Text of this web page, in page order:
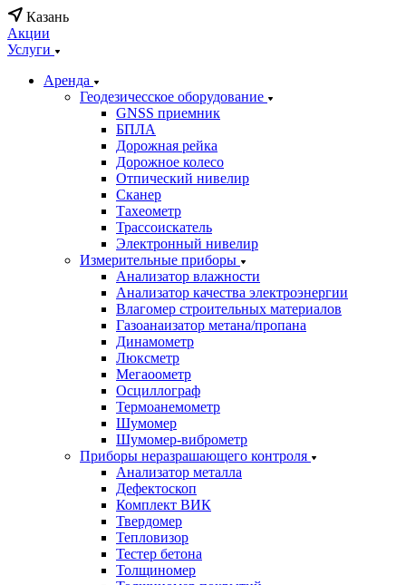
Казань
Акции
Услуги
Аренда
Геодезичесское оборудование
GNSS приемник
БПЛА
Дорожная рейка
Дорожное колесо
Отпический нивелир
Сканер
Тахеометр
Трассоискатель
Электронный нивелир
Измерительные приборы
Анализатор влажности
Анализатор качества электроэнергии
Влагомер строительных материалов
Газоанаизатор метана/пропана
Динамометр
Люксметр
Мегаоометр
Осциллограф
Термоанемометр
Шумомер
Шумомер-виброметр
Приборы неразрашающего контроля
Анализатор металла
Дефектоскоп
Комплект ВИК
Твердомер
Тепловизор
Тестер бетона
Толщиномер